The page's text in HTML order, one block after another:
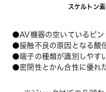
スケルトン
●AV機器の空いているピン
●接触不良の原因となる酸
●端子の種類が識別しやす
●密閉性とかん合性に優れ